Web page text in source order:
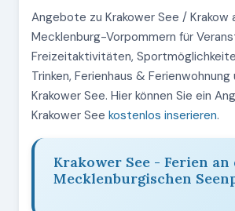
Angebote zu Krakower See / Krakow
Mecklenburg-Vorpommern für
Freizeitaktivitäten,
Trinken, Ferienhaus & Ferienwohnung
Krakower See. Hier können Sie ein
Krakower See kostenlos inserieren.
Krakower See - Ferien an
Mecklenburgischen